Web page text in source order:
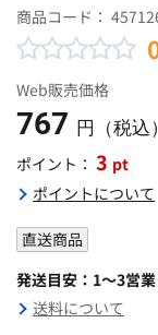
商品コード：
Web販売価格
767 円（税込）
ポイント： 3 pt
ポイントについて
直送商品
発送目安：1～3営
送料について